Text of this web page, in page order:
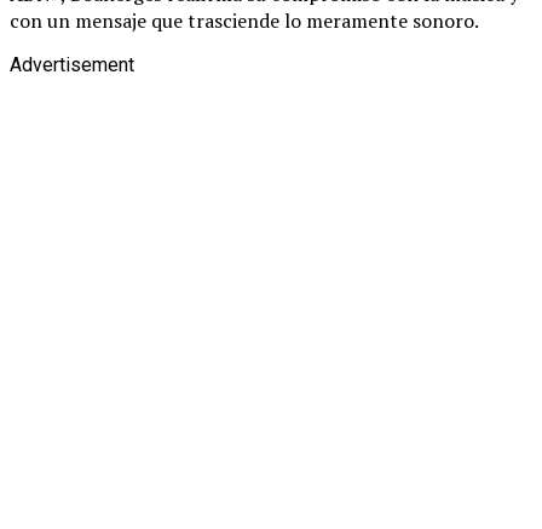
con un mensaje que trasciende lo meramente sonoro.
Advertisement